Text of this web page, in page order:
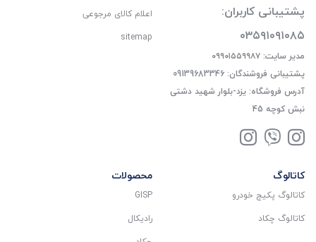
پشتیبانی کاربران:
۰۳۵۹۱۰۹۱۰۸۵
مدیر سایت: ۰۹۹۰۱۵۵۹۹۸۷
پشتیبانی فروشندگان: 09139683346
آدرس فروشگاه: یزد-بلوار شهید دشتی
نبش کوچه 45
اعلام کالای مرجوعی
sitemap
کاتالوگ
کاتالوگ پکیج خودرو
کاتالوگ چکاد
محصولات
GISP
رادیکال